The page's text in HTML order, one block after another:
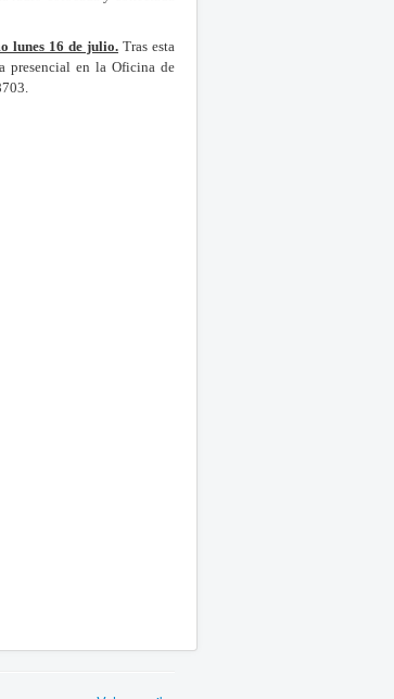
lunes 16 de julio. Tras esta
presencial en la Oficina de